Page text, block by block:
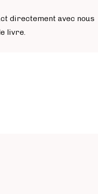
directement avec nous
livre.